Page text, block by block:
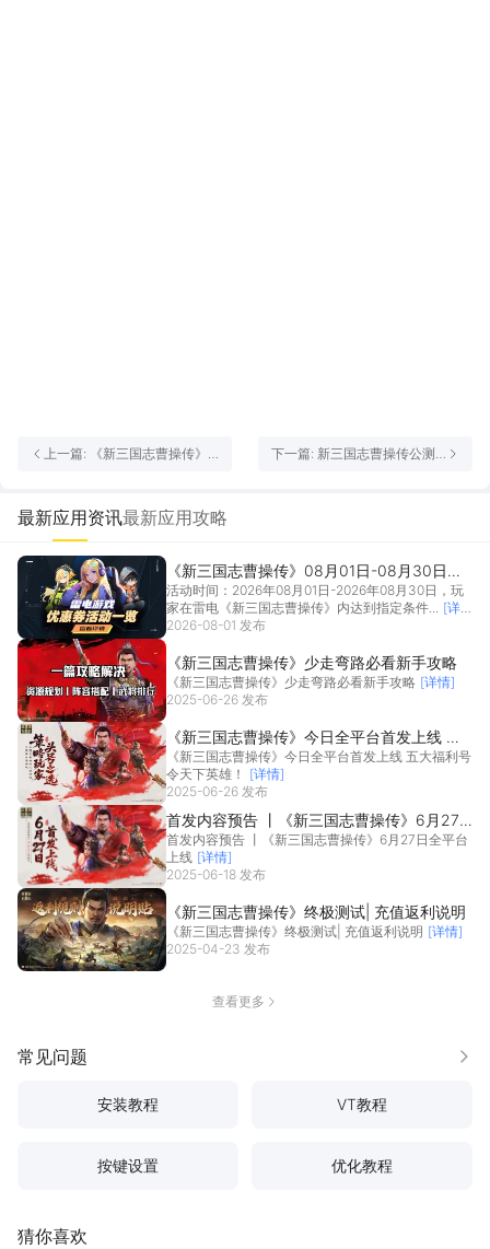
上一篇: 《新三国志曹操传》
下一篇: 新三国志曹操传公测
最新应用资讯最新应用攻略
《新三国志曹操传》08月01日-08月30日送
券活动一览
活动时间：2026年08月01日-2026年08月30日，玩
家在雷电《新三国志曹操传》内达到指定条件... [详
情]
2026-08-01 发布
《新三国志曹操传》少走弯路必看新手攻略
《新三国志曹操传》少走弯路必看新手攻略 [详情]
2025-06-26 发布
《新三国志曹操传》今日全平台首发上线 五
大福利号令天下英雄！
《新三国志曹操传》今日全平台首发上线 五大福利号
令天下英雄！
[详情]
2025-06-26 发布
首发内容预告 丨《新三国志曹操传》6月27
日全平台上线
首发内容预告 丨《新三国志曹操传》6月27日全平台
上线 [详情]
2025-06-18 发布
《新三国志曹操传》终极测试| 充值返利说明
《新三国志曹操传》终极测试| 充值返利说明 [详情]
2025-04-23 发布
查看更多
常见问题 更多
安装教程 VT教程
按键设置 优化教程
猜你喜欢